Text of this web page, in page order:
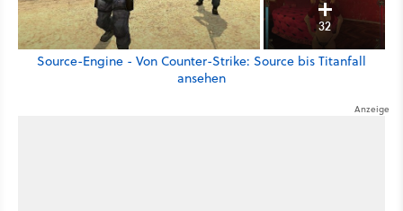
32
Source-Engine - Von Counter-Strike: Source bis Titanfall
ansehen